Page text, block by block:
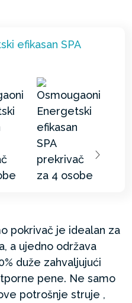
pokrivač je idealan za
a ujedno održava
duže zahvaljujući
pene. Ne samo
potrošnje struje ,